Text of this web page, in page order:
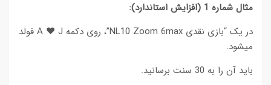
مثال شماره 1 (افزایش استاندارد):
در یک “بازی نقدی NL10 Zoom 6max”، روی دکمه A ♥ J فولد
میشود.
باید آن را به 30 سنت برسانید.